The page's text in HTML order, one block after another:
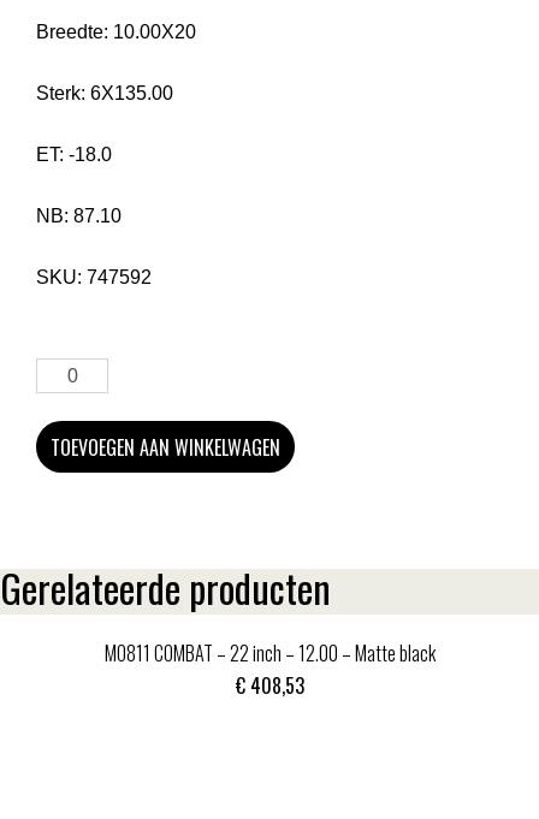
Breedte: 10.00X20
Sterk: 6X135.00
ET: -18.0
NB: 87.10
SKU: 747592
TOEVOEGEN AAN WINKELWAGEN
Gerelateerde producten
MO811 COMBAT – 22 inch – 12.00 – Matte black
€408,53